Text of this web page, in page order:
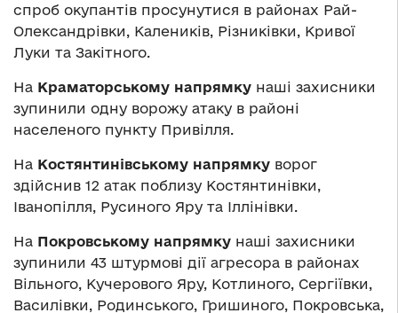
спроб окупантів просунутися в районах Рай-
Олександрівки, Калеників, Різниківки, Кривої
Луки та Закітного.
На Краматорському напрямку наші захисники
зупинили одну ворожу атаку в районі
населеного пункту Привілля.
На Костянтинівському напрямку ворог
здійснив 12 атак поблизу Костянтинівки,
Іванопілля, Русиного Яру та Іллінівки.
На Покровському напрямку наші захисники
зупинили 43 штурмові дії агресора в районах
Вільного, Кучерового Яру, Котлиного, Сергіївки,
Василівки, Родинського, Гришиного, Покровська,